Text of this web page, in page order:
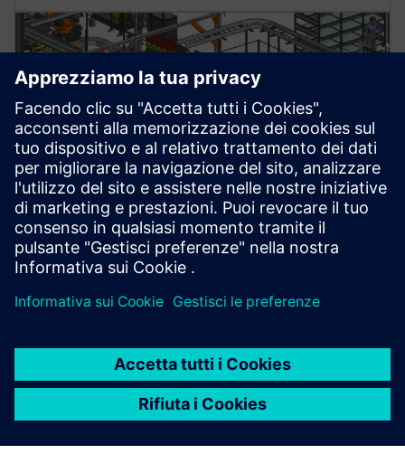
PIANIFICAZIONE DEI PROCESSI
Line Designer X
dettagliati in NX integrati con Teamcenter utilizzando
una ricca libreria di risorse parametriche configurabili
che possono essere configurate con la classificazione.